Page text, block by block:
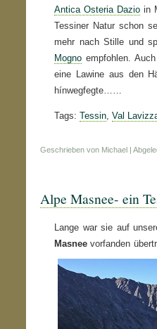
Antica Osteria Dazioin
Tessiner Natur schon
mehr nach Stille und
Mogno empfohlen.
eine Lawine aus den
hínwegfegte……
Tags: Tessin, Val
Geschrieben von Michael |
Alpe Masnee- ein
Lange war sie auf
Masnee vorfanden